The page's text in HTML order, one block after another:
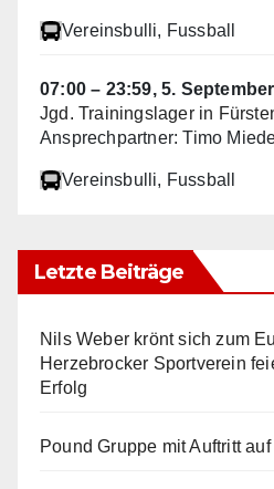
Vereinsbulli, Fussball
07:00 – 23:59,5.
Jgd. Trainingslager in
Ansprechpartner: Timo
Vereinsbulli, Fussball
Letzte Beiträge
Nils Weber krönt sich zum
Herzebrocker Sportverein
Erfolg
Pound Gruppe mit Auftritt